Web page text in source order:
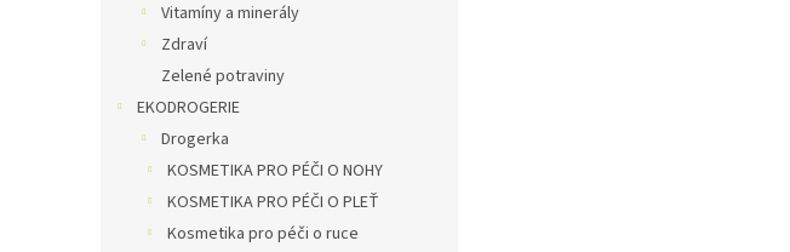
Vitamíny a minerály
Zdraví
Zelené potraviny
EKODROGERIE
Drogerka
KOSMETIKA PRO PÉČI O NOHY
KOSMETIKA PRO PÉČI O PLEŤ
Kosmetika pro péči o ruce